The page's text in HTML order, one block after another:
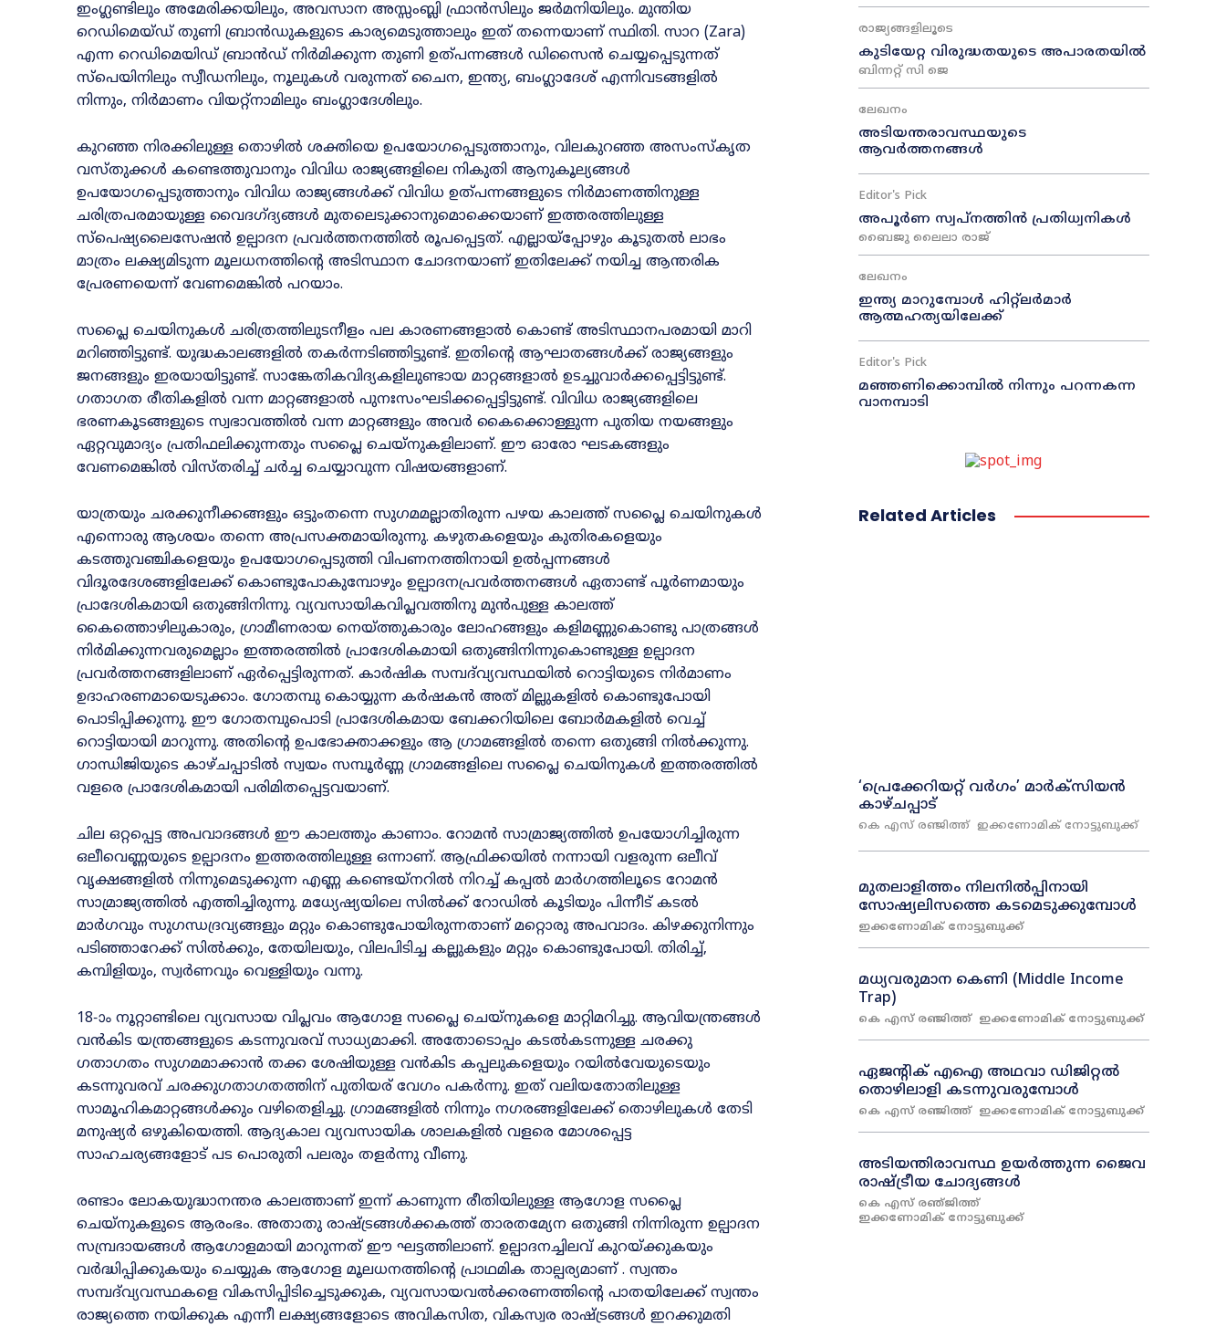
ഇംഗ്ലണ്ടിലും അമേരിക്കയിലും, അവസാന അസ്സംബ്ലി ഫ്രാൻസിലും ജർമനിയിലും. മുന്തിയ
റെഡിമെയ്‌ഡ് തുണി ബ്രാൻഡുകളുടെ കാര്യമെടുത്താലും ഇത് തന്നെയാണ് സ്ഥിതി. സാറ (Zara)
എന്ന റെഡിമെയിഡ് ബ്രാൻഡ് നിർമിക്കുന്ന തുണി ഉത്പന്നങ്ങൾ ഡിസൈൻ ചെയ്യപ്പെടുന്നത്
സ്പെയിനിലും സ്വീഡനിലും, നൂലുകൾ വരുന്നത് ചൈന, ഇന്ത്യ, ബംഗ്ലാദേശ് എന്നിവടങ്ങളിൽ
നിന്നും, നിർമാണം വിയറ്റ്നാമിലും ബംഗ്ലാദേശിലും.
കുറഞ്ഞ നിരക്കിലുള്ള തൊഴിൽ ശക്തിയെ ഉപയോഗപ്പെടുത്താനും, വിലകുറഞ്ഞ അസംസ്കൃത
വസ്തുക്കൾ കണ്ടെത്തുവാനും വിവിധ രാജ്യങ്ങളിലെ നികുതി ആനുകൂല്യങ്ങൾ
ഉപയോഗപ്പെടുത്താനും വിവിധ രാജ്യങ്ങൾക്ക് വിവിധ ഉത്പന്നങ്ങളുടെ നിർമാണത്തിനുള്ള
ചരിത്രപരമായുള്ള വൈദഗ്ദ്യങ്ങൾ മുതലെടുക്കാനുമൊക്കെയാണ് ഇത്തരത്തിലുള്ള
സ്പെഷ്യലൈസേഷൻ ഉല്പാദന പ്രവർത്തനത്തിൽ രൂപപ്പെട്ടത്. എല്ലായ്‌പ്പോഴും കൂടുതൽ ലാഭം
മാത്രം ലക്ഷ്യമിടുന്ന മൂലധനത്തിന്റെ അടിസ്ഥാന ചോദനയാണ് ഇതിലേക്ക് നയിച്ച ആന്തരിക
പ്രേരണയെന്ന് വേണമെങ്കിൽ പറയാം.
സപ്ലൈ ചെയിനുകൾ ചരിത്രത്തിലുടനീളം പല കാരണങ്ങളാൽ കൊണ്ട് അടിസ്ഥാനപരമായി മാറി
മറിഞ്ഞിട്ടുണ്ട്. യുദ്ധകാലങ്ങളിൽ തകർന്നടിഞ്ഞിട്ടുണ്ട്. ഇതിന്റെ ആഘാതങ്ങൾക്ക് രാജ്യങ്ങളും
ജനങ്ങളും ഇരയായിട്ടുണ്ട്. സാങ്കേതികവിദ്യകളിലുണ്ടായ മാറ്റങ്ങളാൽ ഉടച്ചുവാർക്കപ്പെട്ടിട്ടുണ്ട്.
ഗതാഗത രീതികളിൽ വന്ന മാറ്റങ്ങളാൽ പുനഃസംഘടിക്കപ്പെട്ടിട്ടുണ്ട്. വിവിധ രാജ്യങ്ങളിലെ
ഭരണകൂടങ്ങളുടെ സ്വഭാവത്തിൽ വന്ന മാറ്റങ്ങളും അവർ കൈക്കൊള്ളുന്ന പുതിയ നയങ്ങളും
ഏറ്റവുമാദ്യം പ്രതിഫലിക്കുന്നതും സപ്ലൈ ചെയ്നുകളിലാണ്. ഈ ഓരോ ഘടകങ്ങളും
വേണമെങ്കിൽ വിസ്തരിച്ച് ചർച്ച ചെയ്യാവുന്ന വിഷയങ്ങളാണ്.
യാത്രയും ചരക്കുനീക്കങ്ങളും ഒട്ടുംതന്നെ സുഗമമല്ലാതിരുന്ന പഴയ കാലത്ത് സപ്ലൈ ചെയിനുകൾ
എന്നൊരു ആശയം തന്നെ അപ്രസക്തമായിരുന്നു. കഴുതകളെയും കുതിരകളെയും
കടത്തുവഞ്ചികളെയും ഉപയോഗപ്പെടുത്തി വിപണനത്തിനായി ഉൽപ്പന്നങ്ങൾ
വിദൂരദേശങ്ങളിലേക്ക് കൊണ്ടുപോകുമ്പോഴും ഉല്പാദനപ്രവർത്തനങ്ങൾ ഏതാണ്ട് പൂർണമായും
പ്രാദേശികമായി ഒതുങ്ങിനിന്നു. വ്യവസായികവിപ്ലവത്തിനു മുൻപുള്ള കാലത്ത്
കൈത്തൊഴിലുകാരും, ഗ്രാമീണരായ നെയ്ത്തുകാരും ലോഹങ്ങളും കളിമണ്ണുകൊണ്ടു പാത്രങ്ങൾ
നിർമിക്കുന്നവരുമെല്ലാം ഇത്തരത്തിൽ പ്രാദേശികമായി ഒതുങ്ങിനിന്നുകൊണ്ടുള്ള ഉല്പാദന
പ്രവർത്തനങ്ങളിലാണ് ഏർപ്പെട്ടിരുന്നത്. കാർഷിക സമ്പദ്‌വ്യവസ്ഥയിൽ റൊട്ടിയുടെ നിർമാണം
ഉദാഹരണമായെടുക്കാം. ഗോതമ്പു കൊയ്യുന്ന കർഷകൻ അത് മില്ലുകളിൽ കൊണ്ടുപോയി
പൊടിപ്പിക്കുന്നു. ഈ ഗോതമ്പുപൊടി പ്രാദേശികമായ ബേക്കറിയിലെ ബോർമകളിൽ വെച്ച്
റൊട്ടിയായി മാറുന്നു. അതിന്റെ ഉപഭോക്താക്കളും ആ ഗ്രാമങ്ങളിൽ തന്നെ ഒതുങ്ങി നിൽക്കുന്നു.
ഗാന്ധിജിയുടെ കാഴ്ചപ്പാടിൽ സ്വയം സമ്പൂർണ്ണ ഗ്രാമങ്ങളിലെ സപ്ലൈ ചെയിനുകൾ ഇത്തരത്തിൽ
വളരെ പ്രാദേശികമായി പരിമിതപ്പെട്ടവയാണ്.
ചില ഒറ്റപ്പെട്ട അപവാദങ്ങൾ ഈ കാലത്തും കാണാം. റോമൻ സാമ്രാജ്യത്തിൽ ഉപയോഗിച്ചിരുന്ന
ഒലീവെണ്ണയുടെ ഉല്പാദനം ഇത്തരത്തിലുള്ള ഒന്നാണ്. ആഫ്രിക്കയിൽ നന്നായി വളരുന്ന ഒലീവ്
വൃക്ഷങ്ങളിൽ നിന്നുമെടുക്കുന്ന എണ്ണ കണ്ടെയ്‌നറിൽ നിറച്ച് കപ്പൽ മാർഗത്തിലൂടെ റോമൻ
സാമ്രാജ്യത്തിൽ എത്തിച്ചിരുന്നു. മധ്യേഷ്യയിലെ സിൽക്ക് റോഡിൽ കൂടിയും പിന്നീട് കടൽ
മാർഗവും സുഗന്ധദ്രവ്യങ്ങളും മറ്റും കൊണ്ടുപോയിരുന്നതാണ് മറ്റൊരു അപവാദം. കിഴക്കുനിന്നും
പടിഞ്ഞാറേക്ക് സിൽക്കും, തേയിലയും, വിലപിടിച്ച കല്ലുകളും മറ്റും കൊണ്ടുപോയി. തിരിച്ച്,
കമ്പിളിയും, സ്വർണവും വെള്ളിയും വന്നു.
18‐ാം നൂറ്റാണ്ടിലെ വ്യവസായ വിപ്ലവം ആഗോള സപ്ലൈ ചെയ്നുകളെ മാറ്റിമറിച്ചു. ആവിയന്ത്രങ്ങൾ
വൻകിട യന്ത്രങ്ങളുടെ കടന്നുവരവ് സാധ്യമാക്കി. അതോടൊപ്പം കടൽകടന്നുള്ള ചരക്കു
ഗതാഗതം സുഗമമാക്കാൻ തക്ക ശേഷിയുള്ള വൻകിട കപ്പലുകളെയും റയിൽവേയുടെയും
കടന്നുവരവ് ചരക്കുഗതാഗതത്തിന് പുതിയര് വേഗം പകർന്നു. ഇത്‌ വലിയതോതിലുള്ള
സാമൂഹികമാറ്റങ്ങൾക്കും വഴിതെളിച്ചു. ഗ്രാമങ്ങളിൽ നിന്നും നഗരങ്ങളിലേക്ക് തൊഴിലുകൾ തേടി
മനുഷ്യർ ഒഴുകിയെത്തി. ആദ്യകാല വ്യവസായിക ശാലകളിൽ വളരെ മോശപ്പെട്ട
സാഹചര്യങ്ങളോട് പട പൊരുതി പലരും തളർന്നു വീണു.
രണ്ടാം ലോകയുദ്ധാനന്തര കാലത്താണ് ഇന്ന് കാണുന്ന രീതിയിലുള്ള ആഗോള സപ്ലൈ
ചെയ്നുകളുടെ ആരംഭം. അതാതു രാഷ്ട്രങ്ങൾക്കകത്ത് താരതമ്യേന ഒതുങ്ങി നിന്നിരുന്ന ഉല്പാദന
സമ്പ്രദായങ്ങൾ ആഗോളമായി മാറുന്നത് ഈ ഘട്ടത്തിലാണ്. ഉല്പാദനച്ചിലവ് കുറയ്ക്കുകയും
വർദ്ധിപ്പിക്കുകയും ചെയ്യുക ആഗോള മൂലധനത്തിന്റെ പ്രാഥമിക താല്പര്യമാണ് . സ്വന്തം
സമ്പദ്‌വ്യവസ്ഥകളെ വികസിപ്പിടിച്ചെടുക്കുക, വ്യവസായവൽക്കരണത്തിന്റെ പാതയിലേക്ക് സ്വന്തം
രാജ്യത്തെ നയിക്കുക എന്നീ ലക്ഷ്യങ്ങളോടെ അവികസിത, വികസ്വര രാഷ്ട്രങ്ങൾ ഇറക്കുമതി
രാജ്യങ്ങളിലൂടെ
കുടിയേറ്റ വിരുദ്ധതയുടെ അപാരതയിൽ
ബിന്നറ്റ് സി ജെ
ലേഖനം
അടിയന്തരാവസ്ഥയുടെ
ആവർത്തനങ്ങൾ
Editor's Pick
അപൂർണ സ്വപ്നത്തിൻ പ്രതിധ്വനികൾ
ബൈജു ലൈലാ രാജ്
ലേഖനം
ഇന്ത്യ മാറുമ്പോൾ ഹിറ്റ്ലർമാർ
ആത്മഹത്യയിലേക്ക്
Editor's Pick
മഞ്ഞണിക്കൊമ്പിൽ നിന്നും പറന്നകന്ന
വാനമ്പാടി
Related Articles
‘പ്രെക്കേറിയറ്റ് വർഗം’ മാർക്സിയൻ
കാഴ്ചപ്പാട്
കെ എസ് രഞ്ജിത്ത് ഇക്കണോമിക് നോട്ടുബുക്ക്
മുതലാളിത്തം നിലനിൽപ്പിനായി
സോഷ്യലിസത്തെ കടമെടുക്കുമ്പോൾ
ഇക്കണോമിക് നോട്ടുബുക്ക്
മധ്യവരുമാന കെണി (Middle Income
Trap)
കെ എസ് രഞ്ജിത്ത് ഇക്കണോമിക് നോട്ടുബുക്ക്
ഏജന്റിക് എഐ അഥവാ ഡിജിറ്റൽ
തൊഴിലാളി കടന്നുവരുമ്പോൾ
കെ എസ് രഞ്ജിത്ത് ഇക്കണോമിക് നോട്ടുബുക്ക്
അടിയന്തിരാവസ്ഥ ഉയർത്തുന്ന ജൈവ
രാഷ്ട്രീയ ചോദ്യങ്ങൾ
കെ എസ്‌ രഞ്‌ജിത്ത്‌
ഇക്കണോമിക് നോട്ടുബുക്ക്